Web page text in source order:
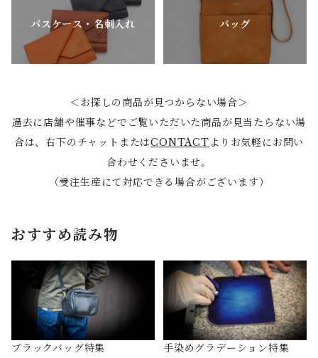
パスケース・名刺入れ バッグ
＜お探しの商品が見つからない場合＞
過去に店舗や催事などでご覧いただいた商品が見当たらない場
合は、右下のチャットまたはCONTACT よりお気軽にお問い
合わせくださいませ。
（受注生産にて対応できる場合がございます）
おすすめ読み物
ブラックバッグ特集
手染めグラデーション特集